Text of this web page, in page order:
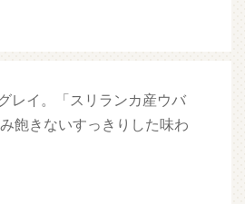
レイ。「スリランカ産ウバ
飽きないすっきりした味わ
生
増量豚しゃぶパスタ